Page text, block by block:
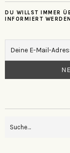
DU WILLST IMMER
INFORMIERT